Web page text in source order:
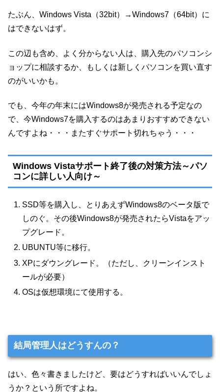
たぶん、Windows Vista（32bit）→Windows7（64bit）に
はできないはず。
この辺も含め、よく分からない人は、購入先のパソコンシ
ョップに相談するか、もしくは新しくパソコンを買い直す
のがいいかも。
でも、今年の年末にはWindows8が発売される予定なの
で、今Windows7を購入するのはあまりおすすめできない
んですよね・・・またすぐサポート切れちゃう・・・
Windows Vistaサポート終了後の対策方法～パソ
コンに詳しい人向け～
SSD等を購入し、とりあえずWindows8のベータ版で
しのぐ。その後Windows8が発売されたらVistaをアッ
プグレード。
UBUNTU等に移行。
XPにダウングレード。（ただし、クリーンインスト
ールが必要）
OSは仮想環境にて使用する。
結局管理人はどうすんの？
はい、色々書きましたけど、要はどうすればいいんでしょ
うか？という所ですよね。